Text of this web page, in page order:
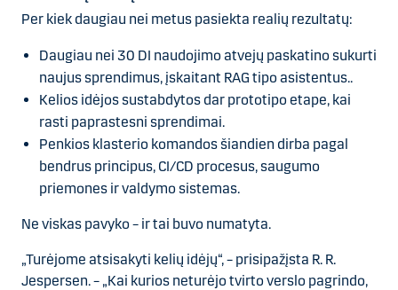
Per kiek daugiau nei metus pasiekta realių rezultatų:
Daugiau nei 30 DI naudojimo atvejų paskatino sukurti
naujus sprendimus, įskaitant RAG tipo asistentus..
Kelios idėjos sustabdytos dar prototipo etape, kai
rasti paprastesni sprendimai.
Penkios klasterio komandos šiandien dirba pagal
bendrus principus, CI/CD procesus, saugumo
priemones ir valdymo sistemas.
Ne viskas pavyko – ir tai buvo numatyta.
„Turėjome atsisakyti kelių idėjų“, – prisipažįsta R. R.
Jespersen. – „Kai kurios neturėjo tvirto verslo pagrindo,